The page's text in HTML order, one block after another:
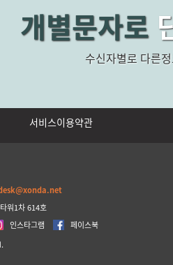
개별문자로
수신자별로 다른
서비스이용약관
워1차 614호
인스타그램
페이스북